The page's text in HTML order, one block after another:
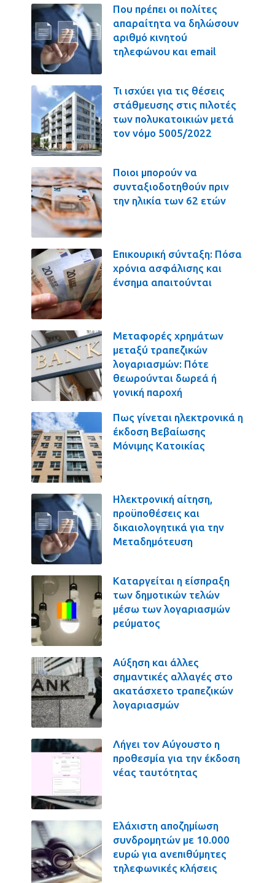
Που πρέπει οι πολίτες
απαραίτητα να δηλώσουν
αριθμό κινητού
τηλεφώνου και email
Τι ισχύει για τις θέσεις
στάθμευσης στις πιλοτές
των πολυκατοικιών μετά
τον νόμο 5005/2022
Ποιοι μπορούν να
συνταξιοδοτηθούν πριν
την ηλικία των 62 ετών
Επικουρική σύνταξη: Πόσα
χρόνια ασφάλισης και
ένσημα απαιτούνται
Μεταφορές χρημάτων
μεταξύ τραπεζικών
λογαριασμών: Πότε
θεωρούνται δωρεά ή
γονική παροχή
Πως γίνεται ηλεκτρονικά η
έκδοση Βεβαίωσης
Μόνιμης Κατοικίας
Ηλεκτρονική αίτηση,
προϋποθέσεις και
δικαιολογητικά για την
Μεταδημότευση
Καταργείται η είσπραξη
των δημοτικών τελών
μέσω των λογαριασμών
ρεύματος
Αύξηση και άλλες
σημαντικές αλλαγές στο
ακατάσχετο τραπεζικών
λογαριασμών
Λήγει τον Αύγουστο η
προθεσμία για την έκδοση
νέας ταυτότητας
Ελάχιστη αποζημίωση
συνδρομητών με 10.000
ευρώ για ανεπιθύμητες
τηλεφωνικές κλήσεις